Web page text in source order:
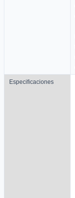
Especificaciones